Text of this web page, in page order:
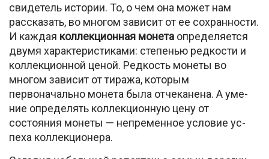
свидетель истории. То, о чем она мо­жет нам
рассказать, во многом зависит от ее сохранно­сти.
И каждая коллекционная монета определяется
двумя характеристиками: степенью редкости и
коллекционной ценой. Редкость монеты во
многом зависит от тиража, которым
первоначально монета была отчеканена. А уме­
ние определять коллекционную цену от
состояния монеты — непременное условие ус­
пеха коллекционера.